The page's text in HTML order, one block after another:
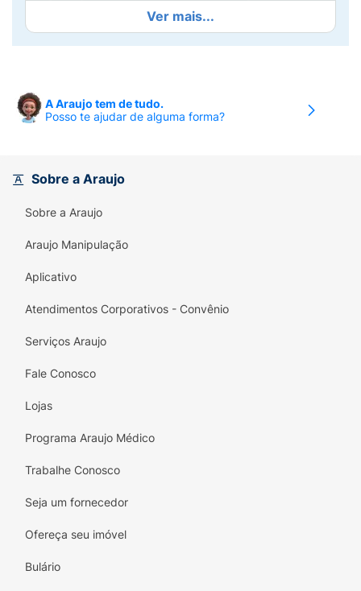
você inteiras, preservando a textura crocante
que só a Ruffles tem. É a escolha perfeita
para ter na despensa e servir em reuniões de
tampa protetora, você mantém o frescor do
produto mesmo após aberto, garantindo que
equilibrado que agrada a todos os
compartilhar, oferecendo mais produto com
melhor custo-benefício.
Integridade das Batatas:
durante o transporte.
Crocância Ondulada:
inconfundível.
Conservação Prolongada:
que mantém o produto sequinho e crocante
Ver mais...
A Araujo tem de tudo.
Posso te ajudar de alguma forma?
Sobre a Araujo
Sobre a Araujo
Araujo Manipulação
Aplicativo
Atendimentos Corporativos - Convênio
Serviços Araujo
Fale Conosco
Lojas
Programa Araujo Médico
Trabalhe Conosco
Seja um fornecedor
Ofereça seu imóvel
Bulário